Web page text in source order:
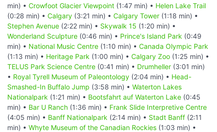
min) • Crowfoot Glacier Viewpoint (1:47 min) • Helen Lake Trail
(0:28 min) • Calgary (3:21 min) • Calgary Tower (1:18 min) •
Stephen Avenue (2:22 min) • Skywalk 15 (1:20 min) •
Wonderland Sculpture (0:46 min) • Prince's Island Park (0:49
min) • National Music Centre (1:10 min) • Canada Olympic Park
(1:13 min) • Heritage Park (1:00 min) • Calgary Zoo (1:25 min) •
TELUS Park Science Centre (0:41 min) • Drumheller (3:01 min)
• Royal Tyrell Museum of Paleontology (2:04 min) • Head-
Smashed-In Buffalo Jump (3:58 min) • Waterton Lakes
Nationalpark (1:21 min) • Bootsfahrt auf Waterton Lake (0:45
min) • Bar U Ranch (1:36 min) • Frank Slide Interpretive Centre
(4:05 min) • Banff Nationalpark (2:14 min) • Stadt Banff (2:11
min) • Whyte Museum of the Canadian Rockies (1:03 min) •